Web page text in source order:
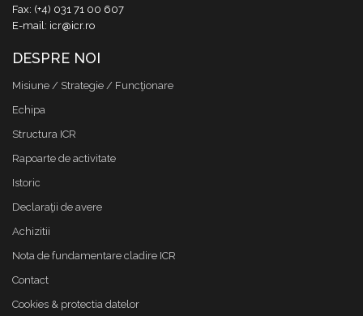
Fax: (+4) 031 71 00 607
E-mail: icr@icr.ro
DESPRE NOI
Misiune / Strategie / Funcţionare
Echipa
Structura ICR
Rapoarte de activitate
Istoric
Declaraţii de avere
Achizitii
Nota de fundamentare cladire ICR
Contact
Cookies & protectia datelor